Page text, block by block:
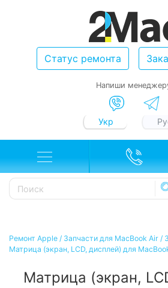
Статус ремонта
Напиши
Укр
Ремонт Apple / Запчасти для MacBook Air /
Матрица (экран, LCD, дисплей) для
Матрица (экран,